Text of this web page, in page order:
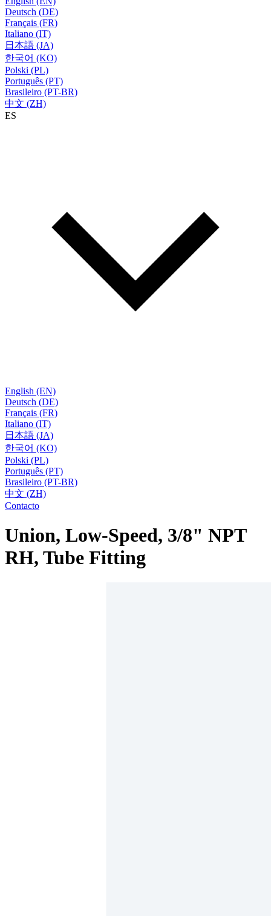
Deutsch (DE)
Français (FR)
Italiano (IT)
日本語 (JA)
한국어 (KO)
Polski (PL)
Português (PT)
Brasileiro (PT-BR)
中文 (ZH)
ES
English (EN)
Deutsch (DE)
Français (FR)
Italiano (IT)
日本語 (JA)
한국어 (KO)
Polski (PL)
Português (PT)
Brasileiro (PT-BR)
中文 (ZH)
Contacto
Union, Low-Speed, 3/8" NPT
RH, Tube Fitting